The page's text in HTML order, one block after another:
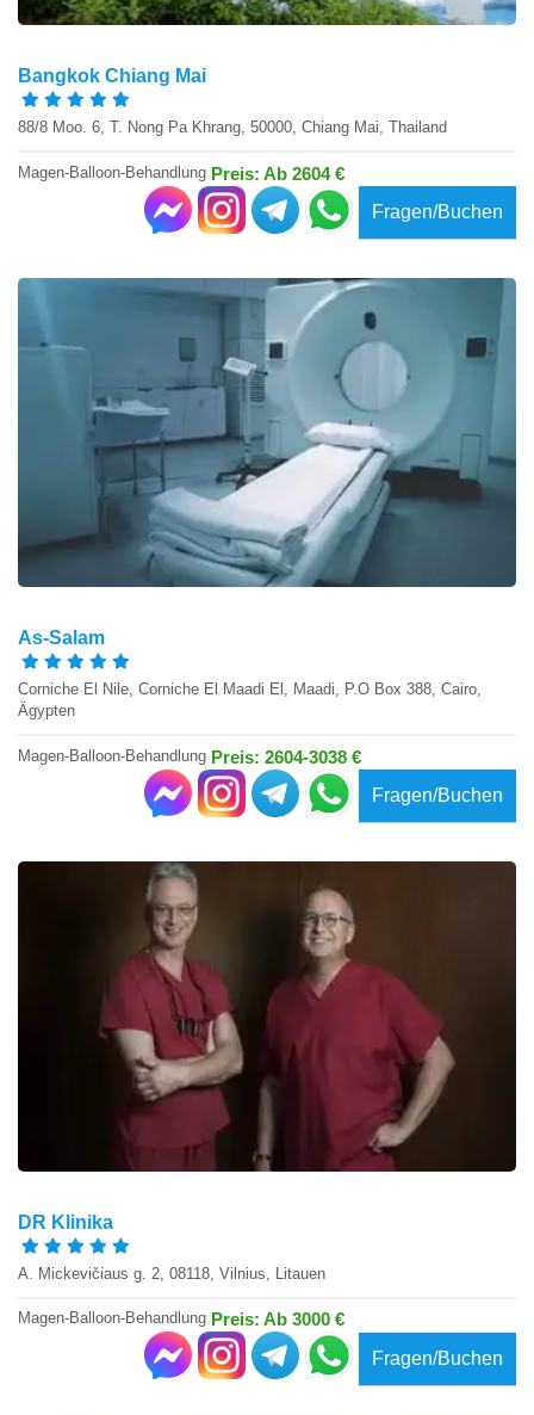
Bangkok Chiang Mai
88/8 Moo. 6, T. Nong Pa Khrang, 50000, Chiang Mai, Thailand
Magen-Balloon-Behandlung Preis: Ab 2604 €
Fragen/Buchen
As-Salam
Corniche El Nile, Corniche El Maadi El, Maadi, P.O Box 388, Cairo,
Ägypten
Magen-Balloon-Behandlung Preis: 2604-3038 €
Fragen/Buchen
DR Klinika
A. Mickevičiaus g. 2, 08118, Vilnius, Litauen
Magen-Balloon-Behandlung Preis: Ab 3000 €
Fragen/Buchen